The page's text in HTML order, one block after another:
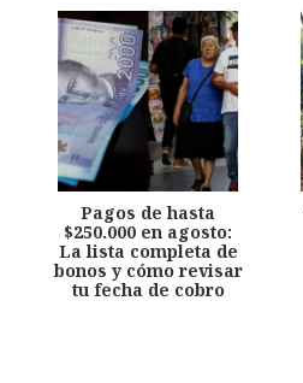
Pagos de hasta
$250.000 en agosto:
La lista completa de
bonos y cómo revisar
tu fecha de cobro